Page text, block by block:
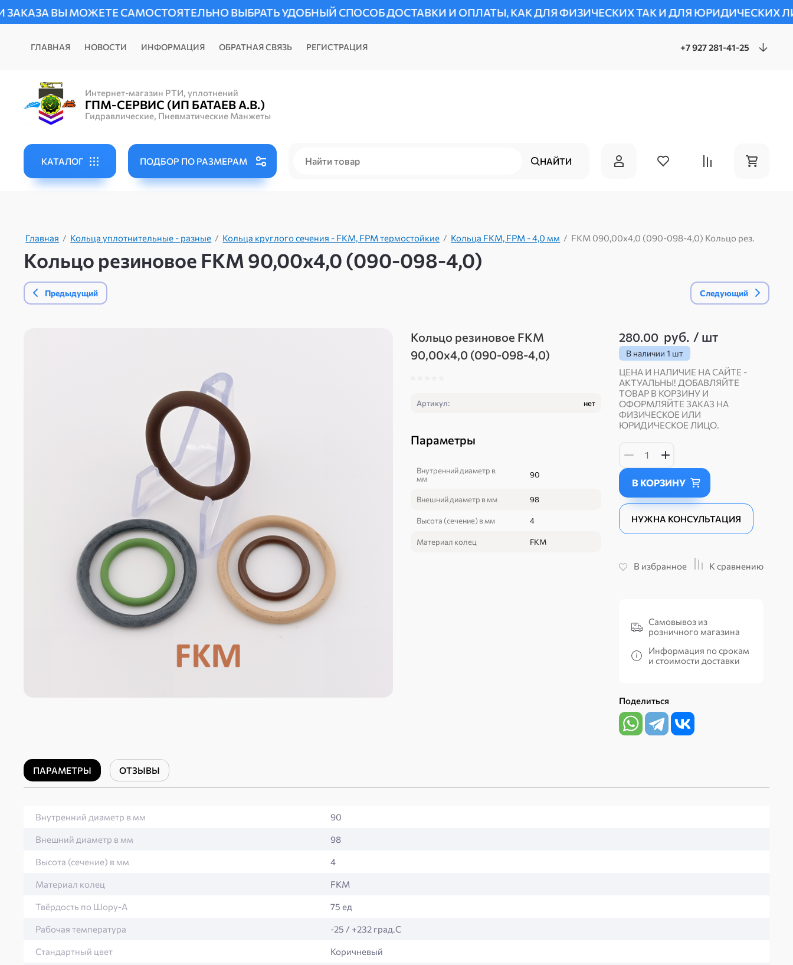
ГЛАВНАЯ НОВОСТИ ИНФОРМАЦИЯ ОБРАТНАЯ СВЯЗЬ РЕГИСТРАЦИЯ +7 927 281-41-25
САМОСТОЯТЕЛЬНО ВЫБРАТЬ УДОБНЫЙ СПОСОБ ДОСТАВКИ И ОПЛАТЫ, КАК ДЛЯ ФИЗИЧЕСКИХ ТАК И ДЛЯ ЮРИДИЧЕСКИХ ЛИЦ.
Интернет-магазин РТИ, уплотнений
ГПМ-СЕРВИС (ИП БАТАЕВ А.В.)
Гидравлические, Пневматические Манжеты
КАТАЛОГ ПОДБОР ПО РАЗМЕРАМ НАЙТИ
Главная / Кольца уплотнительные - разные / Кольца круглого сечения - FKM, FPM термостойкие / Кольца FKM, FPM - 4,0 мм / FKM 090,00х4,0 (090-098-4,0) Кольцо рез.
Кольцо резиновое FKM 90,00х4,0 (090-098-4,0)
Предыдущий Следующий
Кольцо резиновое FKM
90,00х4,0 (090-098-4,0)
Артикул: нет
Параметры
Внутренний диаметр в
мм
90
Внешний диаметр в мм 98
Высота (сечение) в мм 4
Материал колец FKM
В наличии 1 шт
280.00 руб. /шт
ЦЕНА И НАЛИЧИЕ НА САЙТЕ -
АКТУАЛЬНЫ! ДОБАВЛЯЙТЕ
ТОВАР В КОРЗИНУ И
ОФОРМЛЯЙТЕ ЗАКАЗ НА
ФИЗИЧЕСКОЕ ИЛИ
ЮРИДИЧЕСКОЕ ЛИЦО.
В КОРЗИНУ
НУЖНА КОНСУЛЬТАЦИЯ
В избранное К сравнению
Самовывоз из
розничного магазина
Информация по срокам
и стоимости доставки
Поделиться
ПАРАМЕТРЫ ОТЗЫВЫ
Внутренний диаметр в мм 90
Внешний диаметр в мм 98
Высота (сечение) в мм 4
Материал колец FKM
Твёрдость по Шору-А 75 ед
Рабочая температура -25 / +232 град.С
Стандартный цвет Коричневый